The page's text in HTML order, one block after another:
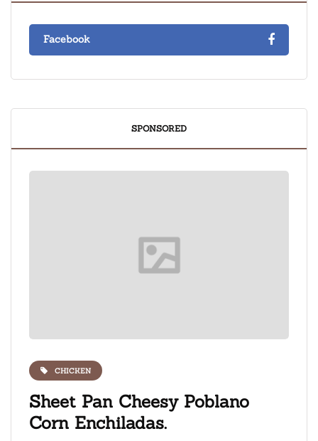
Facebook
SPONSORED
CHICKEN
Sheet Pan Cheesy Poblano
Corn Enchiladas.